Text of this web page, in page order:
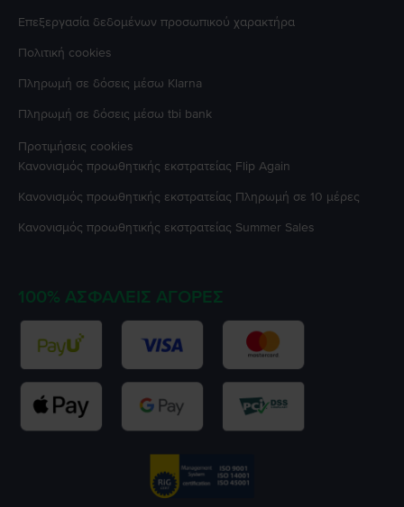
Επεξεργασία δεδομένων προσωπικού χαρακτήρα
Πολιτική cookies
Πληρωμή σε δόσεις μέσω Klarna
Πληρωμή σε δόσεις μέσω tbi bank
Προτιμήσεις cookies
Κανονισμός προωθητικής εκστρατείας Flip Again
Κανονισμός προωθητικής εκστρατείας Πληρωμή σε 10 μέρες
Κανονισμός προωθητικής εκστρατείας Summer Sales
100% ΑΣΦΑΛΕΊΣ ΑΓΟΡΈΣ